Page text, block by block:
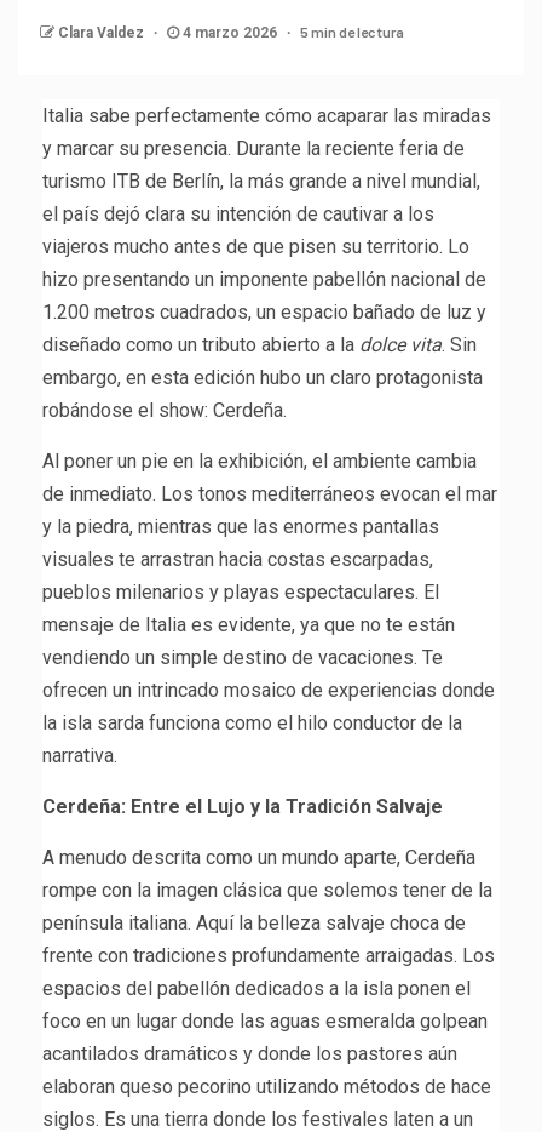
Clara Valdez 4 marzo 2026 5 min de lectura
Italia sabe perfectamente cómo acaparar las miradas
y marcar su presencia. Durante la reciente feria de
turismo ITB de Berlín, la más grande a nivel mundial,
el país dejó clara su intención de cautivar a los
viajeros mucho antes de que pisen su territorio. Lo
hizo presentando un imponente pabellón nacional de
1.200 metros cuadrados, un espacio bañado de luz y
diseñado como un tributo abierto a la dolce vita. Sin
embargo, en esta edición hubo un claro protagonista
robándose el show: Cerdeña.
Al poner un pie en la exhibición, el ambiente cambia
de inmediato. Los tonos mediterráneos evocan el mar
y la piedra, mientras que las enormes pantallas
visuales te arrastran hacia costas escarpadas,
pueblos milenarios y playas espectaculares. El
mensaje de Italia es evidente, ya que no te están
vendiendo un simple destino de vacaciones. Te
ofrecen un intrincado mosaico de experiencias donde
la isla sarda funciona como el hilo conductor de la
narrativa.
Cerdeña: Entre el Lujo y la Tradición Salvaje
A menudo descrita como un mundo aparte, Cerdeña
rompe con la imagen clásica que solemos tener de la
península italiana. Aquí la belleza salvaje choca de
frente con tradiciones profundamente arraigadas. Los
espacios del pabellón dedicados a la isla ponen el
foco en un lugar donde las aguas esmeralda golpean
acantilados dramáticos y donde los pastores aún
elaboran queso pecorino utilizando métodos de hace
siglos. Es una tierra donde los festivales laten a un